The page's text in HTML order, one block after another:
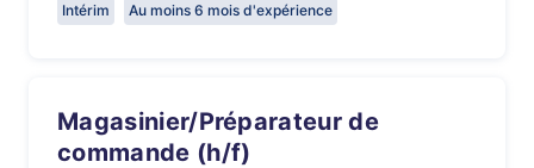
Intérim Au moins 6 mois d'expérience
Magasinier/Préparateur de
commande (h/f)